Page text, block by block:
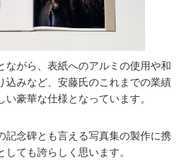
ながら、表紙へのアルミの使用や和
込みなど、安藤氏のこれまでの業績
豪華な仕様となっています。
記念碑とも言える写真集の製作に携
ても誇らしく思います。